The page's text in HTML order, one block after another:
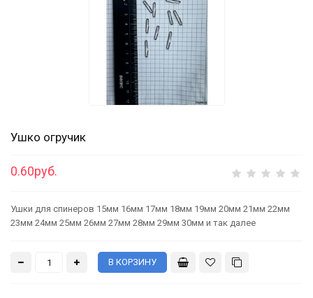
Ушко огручик
0.60руб.
Ушки для спинеров 15мм 16мм 17мм 18мм 19мм 20мм 21мм 22мм
23мм 24мм 25мм 26мм 27мм 28мм 29мм 30мм и так далее